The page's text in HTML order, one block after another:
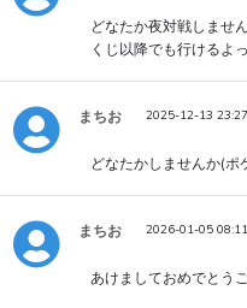
どなたか夜対戦しませ
くじ以降でも行けるよ
まちお 2025-12-13
どなたかしませんか(ポ
まちお 2026-01-05
あけましておめでとう